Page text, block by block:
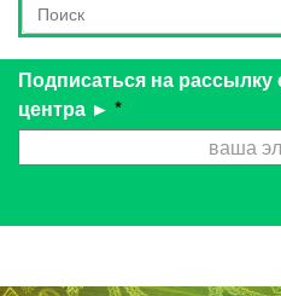
Форма поиска
Подписаться на рассылку
центра ► *